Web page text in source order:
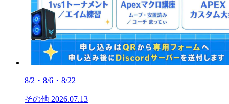
8/2・8/6・8/22
その他 2026.07.13